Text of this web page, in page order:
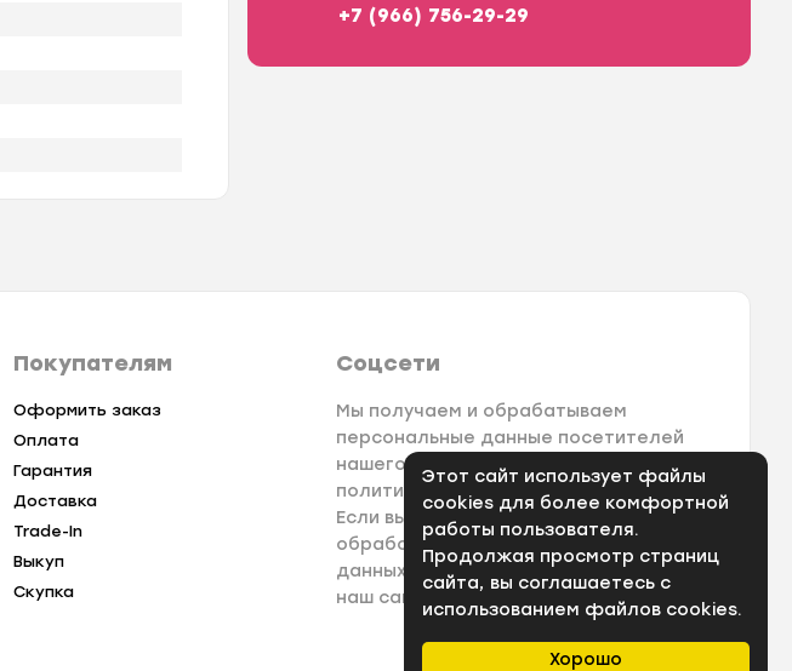
Хорошо
Этот сайт использует файлы
cookies для более комфортной
работы пользователя.
Продолжая просмотр страниц
сайта, вы соглашаетесь с
использованием файлов cookies.
+7 (966) 756-29-29
Покупателям
Оформить заказ
Оплата
Гарантия
Доставка
Trade-In
Выкуп
Скупка
Соцсети
Мы получаем и обрабатываем
персональные данные посетителей
нашего сайта в соответствии с
политикой конфеденциальности.
Если вы не даете согласия на
обработку своих персональных
данных, вам необходимо покинуть
наш сайт.